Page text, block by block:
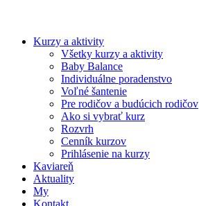
Kurzy a aktivity
Všetky kurzy a aktivity
Baby Balance
Individuálne poradenstvo
Voľné šantenie
Pre rodičov a budúcich rodičov
Ako si vybrať kurz
Rozvrh
Cenník kurzov
Prihlásenie na kurzy
Kaviareň
Aktuality
My
Kontakt